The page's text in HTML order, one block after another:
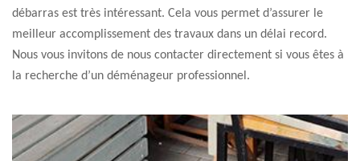
débarras est très intéressant. Cela vous permet d’assurer le
meilleur accomplissement des travaux dans un délai record.
Nous vous invitons de nous contacter directement si vous êtes à
la recherche d’un déménageur professionnel.